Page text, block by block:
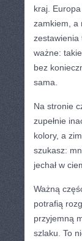
kraj.
zamkiem, a
zestawienia
ważne:
bez
sama.
Na stronie
zupełnie
kolory, a
szukasz:
jechał w
Ważną
potrafią
przyjemną
szlaku. To